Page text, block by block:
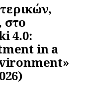
στο
4.0:
in a